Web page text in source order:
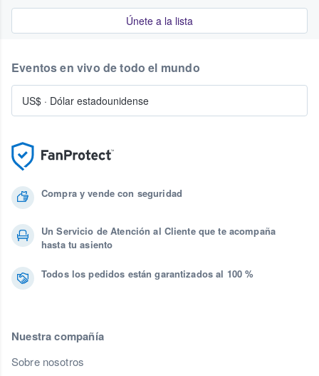
Únete a la lista
Compra y vende con seguridad
Un Servicio de Atención al Cliente que te acompaña
hasta tu asiento
Todos los pedidos están garantizados al 100 %
Nuestra compañía
Sobre nosotros
Eventos en vivo de todo el mundo
US$ · Dólar estadounidense